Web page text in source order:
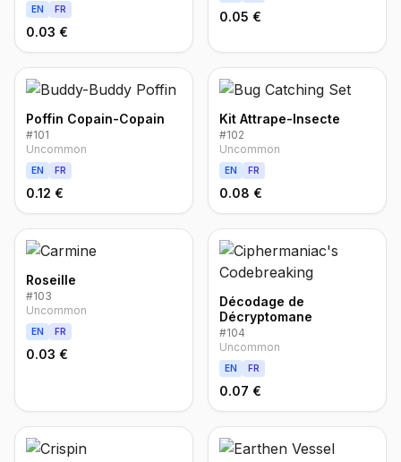
EN FR
0.03 €
0.05 €
Poffin Copain-Copain
#101
Uncommon
EN FR
0.12 €
Kit Attrape-Insecte
#102
Uncommon
EN FR
0.08 €
Roseille
#103
Uncommon
EN FR
0.03 €
Décodage de
Décryptomane
#104
Uncommon
EN FR
0.07 €